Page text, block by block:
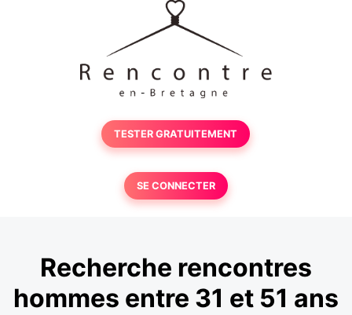
TESTER GRATUITEMENT
SE CONNECTER
Recherche rencontres
hommes entre 31 et 51 ans